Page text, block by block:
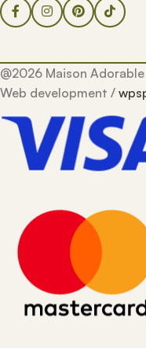
@2026 Maison
Web development /